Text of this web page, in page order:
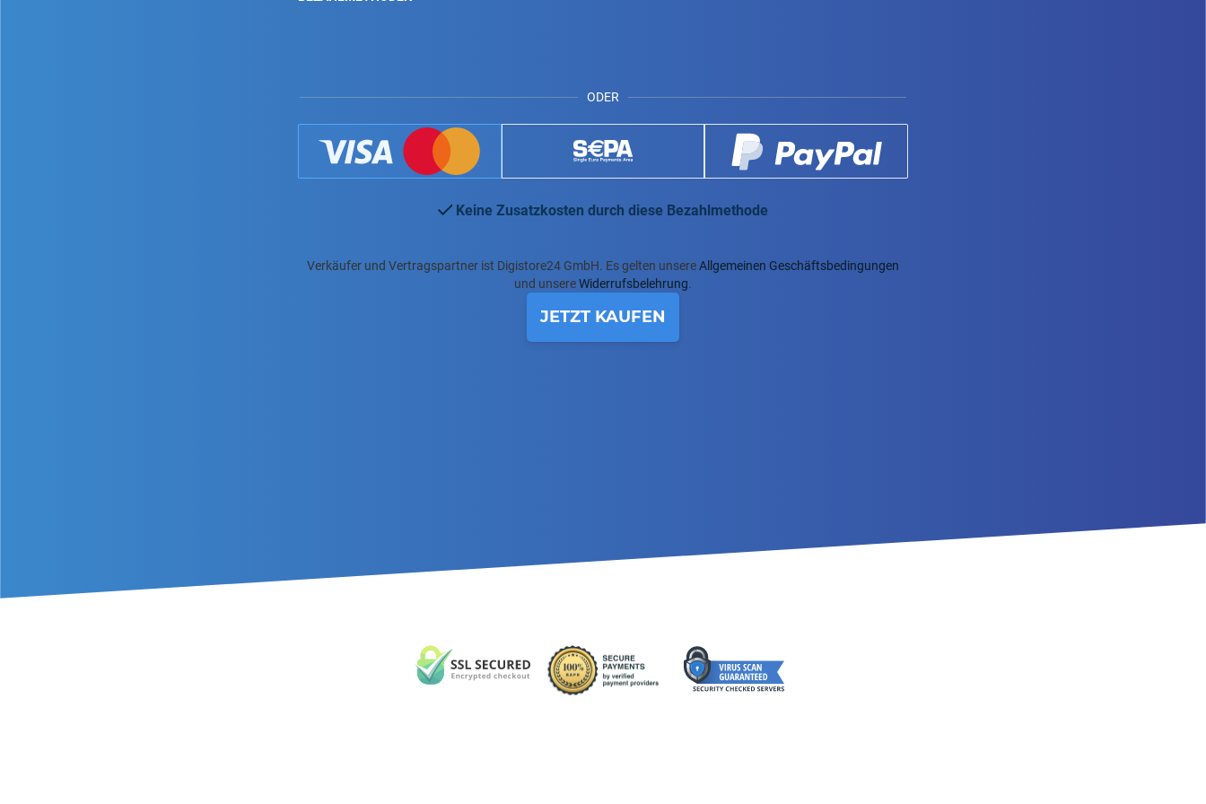
ODER
Keine Zusatzkosten durch diese Bezahlmethode
Verkäufer und Vertragspartner ist Digistore24 GmbH. Es gelten unsereAllgemeinen Geschäftsbedingungen
und unsereWiderrufsbelehrung.
JETZT KAUFEN